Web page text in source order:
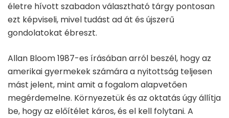
életre hívott szabadon választható tárgy pontosan
ezt képviseli, mivel tudást ad át és újszerű
gondolatokat ébreszt.
Allan Bloom 1987-es írásában arról beszél, hogy az
amerikai gyermekek számára a nyitottság teljesen
mást jelent, mint amit a fogalom alapvetően
megérdemelne. Környezetük és az oktatás úgy állítja
be, hogy az előítélet káros, és el kell folytani. A